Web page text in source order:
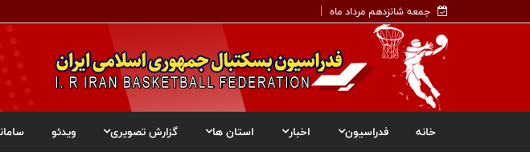
جمعه شانزدهم مرداد ماه
خانه فدراسیون اخبار استان ها گزارش تصویری ویدئو